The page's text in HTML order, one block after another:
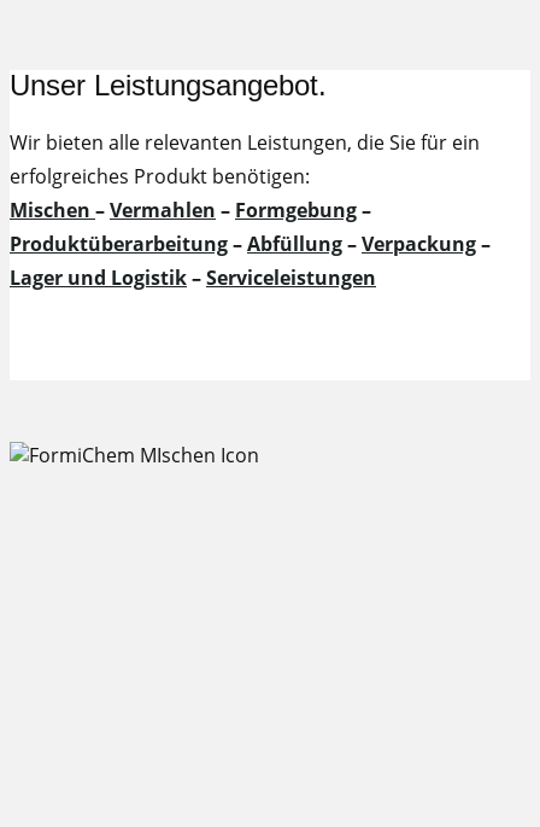
Unser Leistungsangebot.
Wir bieten alle relevanten Leistungen, die Sie für ein
erfolgreiches Produkt benötigen:
Mischen –Vermahlen – Formgebung–
Produktüberarbeitung–Abfüllung–Verpackung–
Lager und Logistik–Serviceleistungen